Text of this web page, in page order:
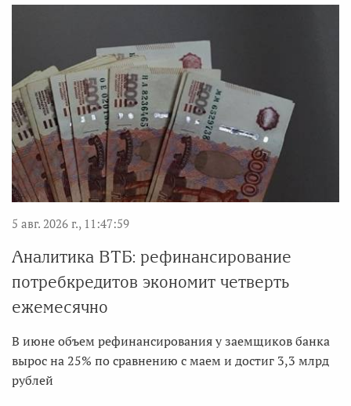
5 авг. 2026 г., 11:47:59
Аналитика ВТБ: рефинансирование
потребкредитов экономит четверть
ежемесячно
В июне объем рефинансирования у заемщиков банка
вырос на 25% по сравнению с маем и достиг 3,3 млрд
рублей